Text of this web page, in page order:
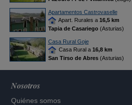
Apartamentos Castrovaselle
Apart. Rurales a 16,5 km
Tapia de Casariego(Asturias)
Casa Rural Goje
Casa Rural a 16,8 km
San Tirso de Abres(Asturias)
Nosotros
Quiénes somos